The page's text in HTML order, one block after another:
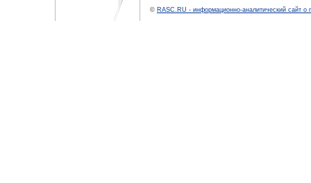
© RASC.RU - информационно-аналитический сайт о